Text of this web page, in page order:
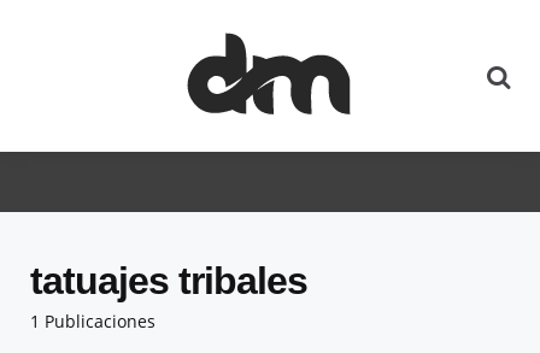
1 Publicaciones
tatuajes tribales